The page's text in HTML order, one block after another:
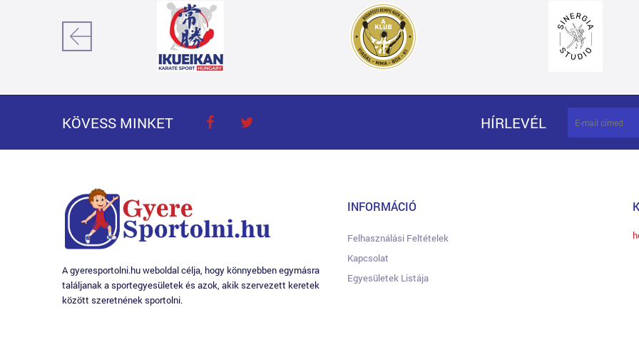
KÖVESS MINKET HÍRLEVÉL
A gyeresportolni.hu weboldal célja, hogy könnyebben egymásra
találjanak a sportegyesületek és azok, akik szervezett keretek
között szeretnének sportolni.
INFORMÁCIÓ
Felhasználási Feltételek
Kapcsolat
Egyesületek Listája